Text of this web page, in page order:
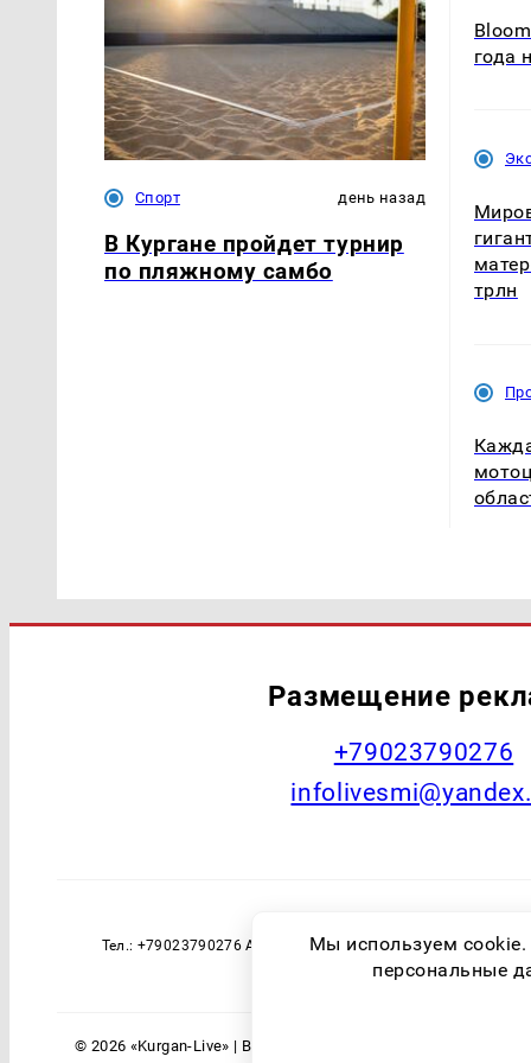
Спорт день назад
В Кургане пройдет турнир
по пляжному самбо
года
трлн
Размещение
+79023790276
Тел.: +79023790276 Адрес эл. почты:
технологий и
© 2026 «Kurgan-Live» | Все права защищены
Мы используем
персональные